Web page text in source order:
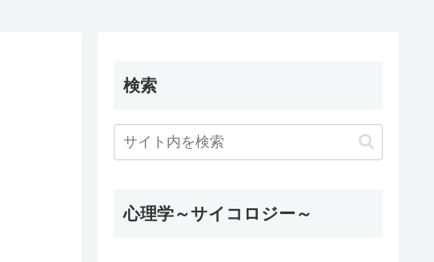
検索
心理学～サイコロジー～